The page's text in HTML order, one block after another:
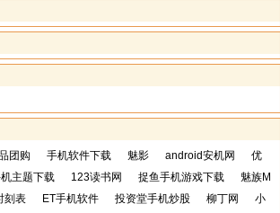
团购 手机软件下载 魅影 android安机网
优
主题下载 123读书网 捉鱼手机游戏下载
魅族M
刻表 ET手机软件 投资堂手机炒股 柳丁网
小